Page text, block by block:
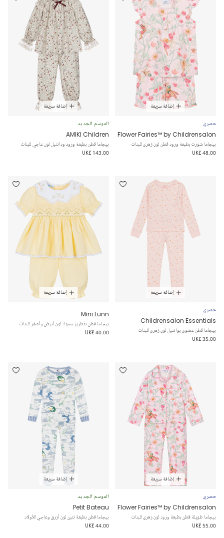
إضافة سريعة
حصري
Flower Fairies™ by Childrensalon
بيجاما شورت بطبعة ورود قطن لون زهري للبنات
UK£ 48.00
إضافة سريعة
الموسم الجديد
AMIKI Children
بيجاما قطن بطبعة ورود ودانتيل لون عاجي للبنات
UK£ 143.00
إضافة سريعة
حصري
Childrensalon Essentials
بيجاما قطن عضوي بوانتيل لون زهري للبنات
UK£ 35.00
إضافة سريعة
Mini Lunn
بيجاما قطن بتطريز سموك لون أبيض وأصفر للبنات
UK£ 40.00
إضافة سريعة
حصري
Flower Fairies™ by Childrensalon
بيجاما طويلة قطن بطبعة ورود لون زهري للبنات
UK£ 55.00
إضافة سريعة
الموسم الجديد
Petit Bateau
بيجاما قطن بطبعة تنين لون أزرق وعاجي للأولاد
UK£ 44.00